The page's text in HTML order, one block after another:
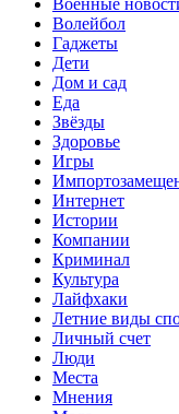
Волейбол
Гаджеты
Дети
Дом и сад
Еда
Звёзды
Здоровье
Игры
Интернет
Истории
Компании
Криминал
Культура
Лайфхаки
Летние виды
Личный счет
Люди
Места
Мнения